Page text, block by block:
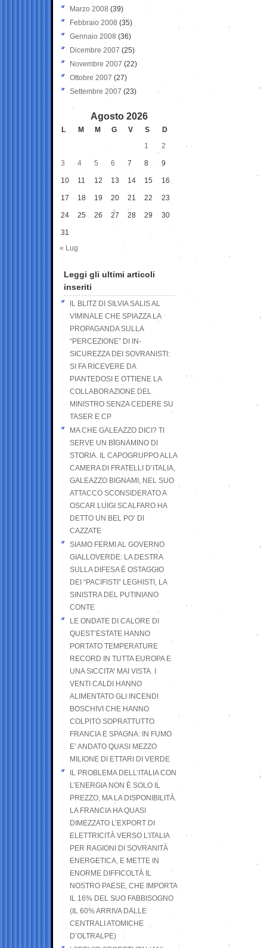
Marzo 2008 (39)
Febbraio 2008 (35)
Gennaio 2008 (36)
Dicembre 2007 (25)
Novembre 2007 (22)
Ottobre 2007 (27)
Settembre 2007 (23)
Agosto 2026
L M M G V S
D
1
2
3 4 5 6 7 8 9
10 11 12 13 14 15 16
17 18 19 20 21 22 23
24 25 26 27 28 29 30
31
« Lug
Leggi gli ultimi articoli
inseriti
IL BLITZ DI SILVIA SALIS AL
VIMINALE CHE SPIAZZA LA
PROPAGANDA SULLA
“PERCEZIONE” DI IN-
SICUREZZA DEI SOVRANISTI:
SI FA RICEVERE DA
PIANTEDOSI E OTTIENE LA
COLLABORAZIONE DEL
MINISTRO SENZA CEDERE SU
TASER E CP
MA CHE GALEAZZO DICI? TI
SERVE UN BIGNAMINO DI
STORIA. IL CAPOGRUPPO ALLA
CAMERA DI FRATELLI D’ITALIA,
GALEAZZO BIGNAMI, NEL SUO
ATTACCO SCONSIDERATO A
OSCAR LUIGI SCALFARO HA
DETTO UN BEL PO’ DI
CAZZATE
SIAMO FERMI AL GOVERNO
GIALLOVERDE: LA DESTRA
SULLA DIFESA È OSTAGGIO
DEI “PACIFISTI” LEGHISTI, LA
SINISTRA DEL PUTINIANO
CONTE
LE ONDATE DI CALORE DI
QUEST’ESTATE HANNO
PORTATO TEMPERATURE
RECORD IN TUTTA EUROPA E
UNA SICCITA’ MAI VISTA. I
VENTI CALDI HANNO
ALIMENTATO GLI INCENDI
BOSCHIVI CHE HANNO
COLPITO SOPRATTUTTO
FRANCIA E SPAGNA: IN FUMO
E’ ANDATO QUASI MEZZO
MILIONE DI ETTARI DI VERDE
IL PROBLEMA DELL’ITALIA CON
L’ENERGIA NON È SOLO IL
PREZZO, MA LA DISPONIBILITÀ.
LA FRANCIA HA QUASI
DIMEZZATO L’EXPORT DI
ELETTRICITÀ VERSO L’ITALIA
PER RAGIONI DI SOVRANITÀ
ENERGETICA, E METTE IN
ENORME DIFFICOLTÀ IL
NOSTRO PAESE, CHE IMPORTA
IL 16% DEL SUO FABBISOGNO
(IL 60% ARRIVA DALLE
CENTRALI ATOMICHE
D’OLTRALPE)